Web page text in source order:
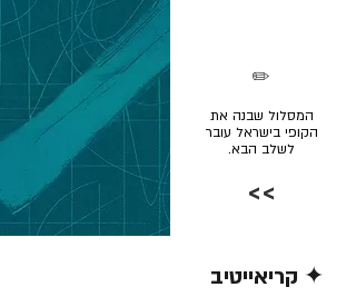
המסלול שבנה את
הקופי בישראל עובר
לשלב הבא.
✏️
>>
✦ קריאייטיב